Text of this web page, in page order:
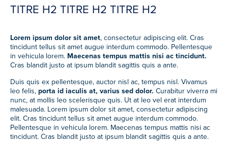
TITRE H2 TITRE H2 TITRE H2
Lorem ipsum dolor sit amet, consectetur adipiscing elit. Cras
tincidunt tellus sit amet augue interdum commodo. Pellentesque
in vehicula lorem. Maecenas tempus mattis nisi ac tincidunt.
Cras blandit justo at ipsum blandit sagittis quis a ante.
Duis quis ex pellentesque, auctor nisl ac, tempus nisl. Vivamus
leo felis, porta id iaculis at, varius sed dolor. Curabitur viverra mi
nunc, at mollis leo scelerisque quis. Ut at leo vel erat interdum
malesuada. Lorem ipsum dolor sit amet, consectetur adipiscing
elit. Cras tincidunt tellus sit amet augue interdum commodo.
Pellentesque in vehicula lorem. Maecenas tempus mattis nisi ac
tincidunt. Cras blandit justo at ipsum blandit sagittis quis a ante.